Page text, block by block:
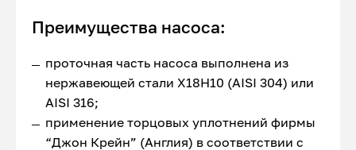
Преимущества насоса:
проточная часть насоса выполнена из
нержавеющей стали Х18Н10 (AISI 304) или
AISI 316;
применение торцовых уплотнений фирмы
“Джон Крейн” (Англия) в соответствии с